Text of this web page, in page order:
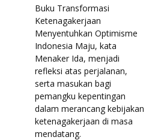
Buku Transformasi
Ketenagakerjaan
Menyentuhkan Optimisme
Indonesia Maju, kata
Menaker Ida, menjadi
refleksi atas perjalanan,
serta masukan bagi
pemangku kepentingan
dalam merancang kebijakan
ketenagakerjaan di masa
mendatang.